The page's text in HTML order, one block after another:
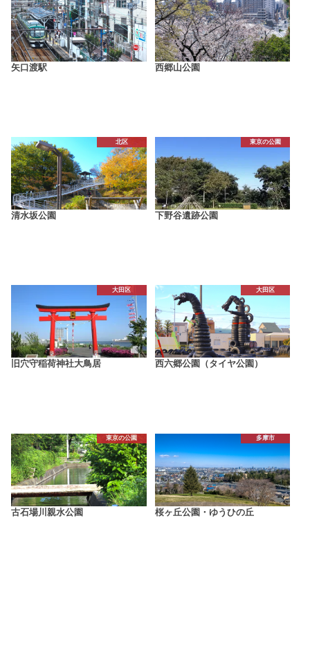
矢口渡駅 西郷山公園
北区
清水坂公園
東京の公園
下野谷遺跡公園
大田区
旧穴守稲荷神社大鳥居
大田区
西六郷公園（タイヤ公園）
東京の公園
古石場川親水公園
多摩市
桜ヶ丘公園・ゆうひの丘